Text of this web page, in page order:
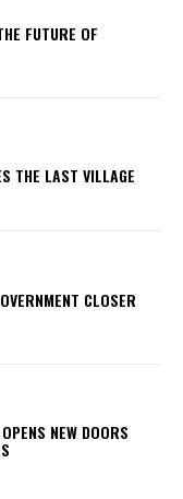
FUTURE OF
THE LAST VILLAGE
CLOSER
NEW DOORS